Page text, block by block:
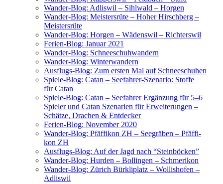
Wan­der-Blog: Adlis­wil – Sihl­wald – Horgen
Wan­der-Blog: Meis­ters­rü­te – Hoher Hirsch­berg –
Meistersrüte
Wan­der-Blog: Hor­gen – Wädens­wil – Richterswil
Feri­en-Blog: Janu­ar 2021
Wan­der-Blog: Schneeschuhwandern
Wan­der-Blog: Winterwandern
Aus­flugs-Blog: Zum ers­ten Mal auf Schneeschuhen
Spie­le-Blog: Catan – See­fah­rer-Sze­na­rio: Stof­fe
für Catan
Spie­le-Blog: Catan – See­fah­rer Ergän­zung für 5–6
Spie­ler und Catan Sze­na­ri­en für Erwei­te­run­gen –
Schät­ze, Dra­chen & Entdecker
Feri­en-Blog: Novem­ber 2020
Wan­der-Blog: Pfäf­fi­kon ZH – See­grä­ben – Pfäf­fi­
kon ZH
Aus­flugs-Blog: Auf der Jagd nach “Stein­bö­cken”
Wan­der-Blog: Hur­den – Bol­lin­gen – Schmerikon
Wan­der-Blog: Zürich Bür­kli­platz – Wol­lis­ho­fen –
Adliswil